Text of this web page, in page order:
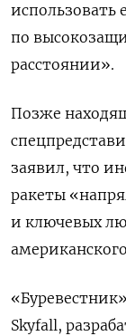
использовать
по
расстоянии».
Позже
заявил, что
ракеты
и ключевых
Skyfall,